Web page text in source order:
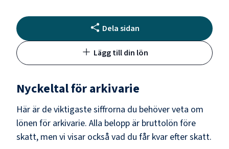
Dela sidan
Lägg till din lön
Nyckeltal förarkivarie
Här är de viktigaste siffrorna du behöver veta om
lönen för arkivarie. Alla belopp är bruttolön före
skatt, men vi visar också vad du får kvar efter skatt.